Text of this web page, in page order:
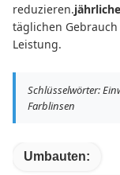
reduzieren.
täglichen
Leistung.
Schlüsselwörter:
Farblinsen
Umbauten: